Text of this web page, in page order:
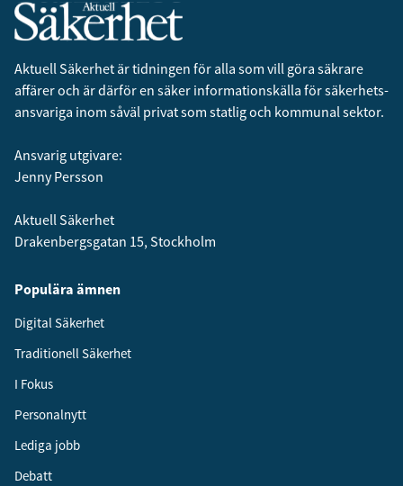
Aktuell Säkerhet är tidningen för alla som vill göra säkrare
affärer och är därför en säker informationskälla för säkerhets­
ansvariga inom såväl privat som statlig och kommunal sektor.
Ansvarig utgivare:
Jenny Persson
Aktuell Säkerhet
Drakenbergsgatan 15, Stockholm
Populära ämnen
Digital Säkerhet
Traditionell Säkerhet
I Fokus
Personalnytt
Lediga jobb
Debatt